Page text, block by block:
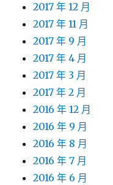
2017 年 12 月
2017 年 11 月
2017 年 9 月
2017 年 4 月
2017 年 3 月
2017 年 2 月
2016 年 12 月
2016 年 9 月
2016 年 8 月
2016 年 7 月
2016 年 6 月